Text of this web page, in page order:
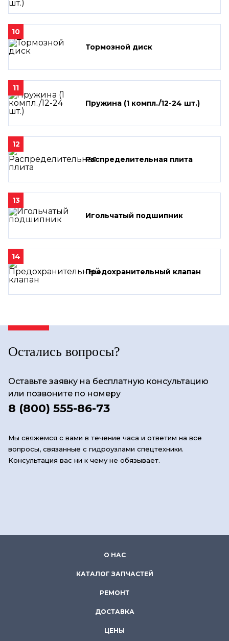
10
Тормозной диск
11
Пружина (1 компл./12-24 шт.)
12
Распределительная плита
13
Игольчатый подшипник
14
Предохранительный клапан
Остались вопросы?
Оставьте заявку на бесплатную консультацию
или позвоните по номеру
8 (800) 555-86-73
Мы свяжемся с вами в течение часа и ответим на все
вопросы, связанные с гидроузлами спецтехники.
Консультация вас ни к чему не обязывает.
О НАС
КАТАЛОГ ЗАПЧАСТЕЙ
РЕМОНТ
ДОСТАВКА
ЦЕНЫ